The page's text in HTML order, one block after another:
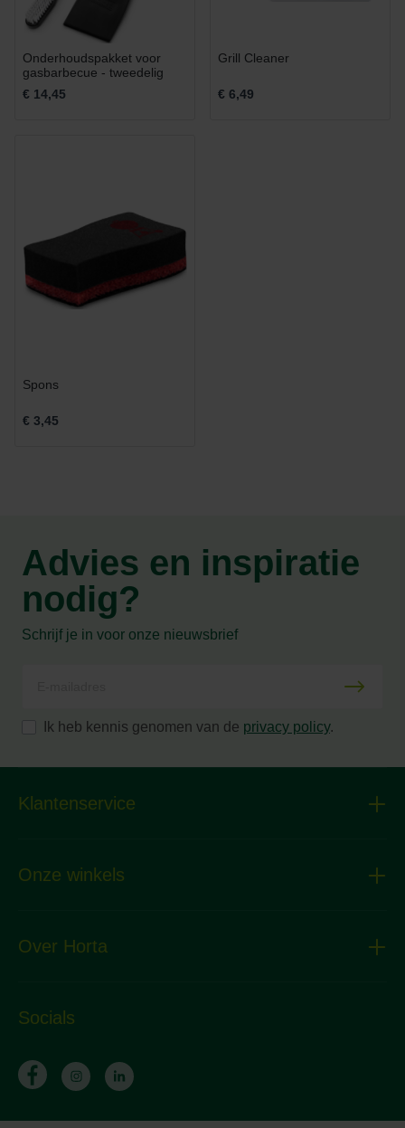
Onderhoudspakket voor
gasbarbecue - tweedelig
€ 14,45
Grill Cleaner
€ 6,49
Spons
€ 3,45
Advies en inspiratie
nodig?
Schrijf je in voor onze nieuwsbrief
Ik heb kennis genomen van de privacy policy.
Klantenservice
Onze winkels
Over Horta
Socials